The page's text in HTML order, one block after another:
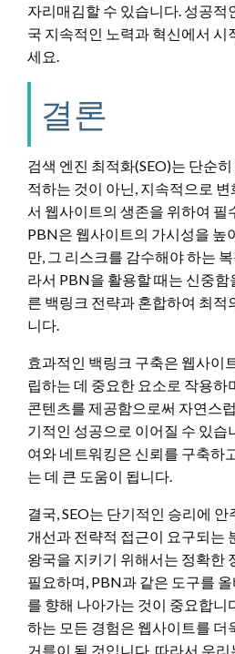
자리매김할 수 있습니다. 성공적
국 지속적인 노력과 혁신에서 시
세요.
결론
검색 엔진 최적화(SEO)는 단순
적하는 것이 아닌, 지속적으로
서 웹사이트의 생존을 위하여 필
PBN은 웹사이트의 가시성을 높
만, 그 리스크를 감수해야 하는
라서 PBN을 활용할 때는 신중함
른 백링크 전략과 혼합하여 최적
니다.
효과적인 백링크 구축은 웹사이
립하는 데 중요한 요소로 작용하
콘텐츠를 제공함으로써 자연스
기적인 성공으로 이어질 수 있습
여와 네트워킹은 신뢰를 구축하
는 데 큰 도움이 됩니다.
결국, SEO는 단기적인 승리에
개선과 전략적 접근이 요구되는
왕국을 지키기 위해서는 정확한
필요하며, PBN과 같은 도구를
를 향해 나아가는 것이 중요합니
하는 모든 경험은 웹사이트를 더
거름이 될 것입니다. 따라서 우